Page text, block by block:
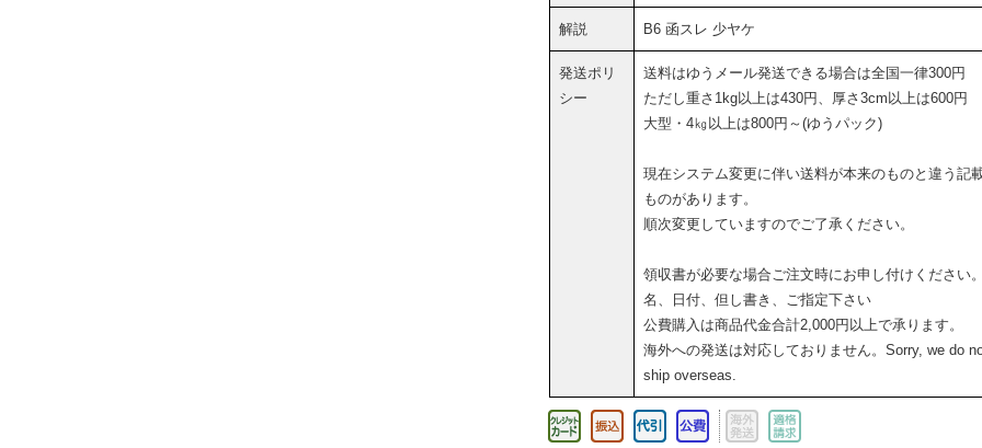
解説 B6 函スレ 少ヤケ
発送ポリ
シー
送料はゆうメール発送できる場合は全国一律300円
ただし重さ1kg以上は430円、厚さ3cm以上は600円
大型・4㎏以上は800円～(ゆうパック)
現在システム変更に伴い送料が本来のものと違う記
ものがあります。
順次変更していますのでご了承ください。
領収書が必要な場合ご注文時にお申し付けください
名、日付、但し書き、ご指定下さい
公費購入は商品代金合計2,000円以上で承ります。
海外への発送は対応しておりません。Sorry, we do
ship overseas.